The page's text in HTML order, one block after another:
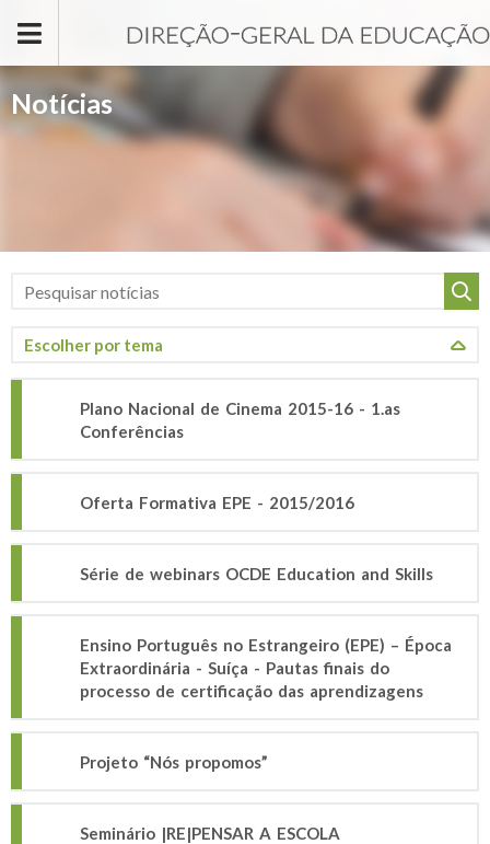
Notícias
Plano Nacional de Cinema 2015-16 - 1.as
Conferências
Oferta Formativa EPE - 2015/2016
Série de webinars OCDE Education and Skills
Ensino Português no Estrangeiro (EPE) – Época
Extraordinária - Suíça - Pautas finais do
processo de certificação das aprendizagens
Projeto “Nós propomos”
Seminário |RE|PENSAR A ESCOLA